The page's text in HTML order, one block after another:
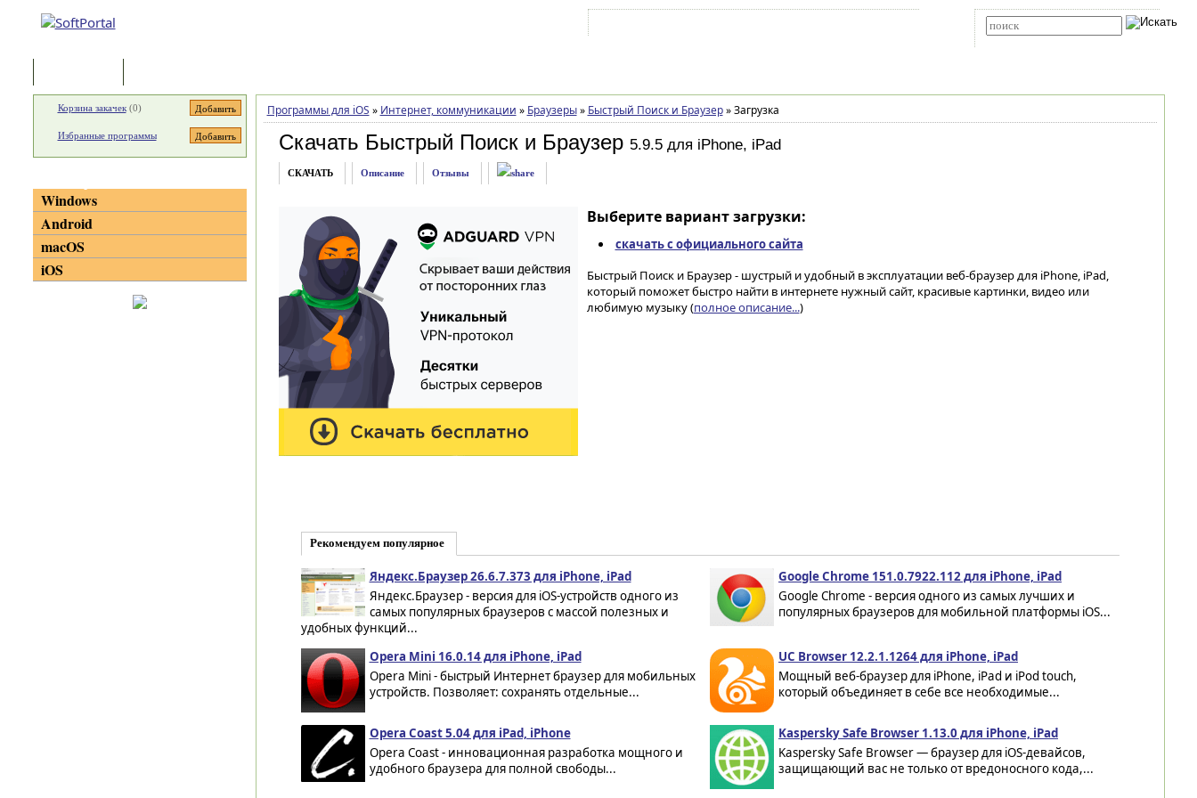
Программы для iOS » Интернет, коммуникации » Браузеры » Быстрый Поиск и Браузер »Загрузка
Скачать Быстрый Поиск и Браузер 5.9.5 для iPhone, iPad
СКАЧАТЬ Описание Отзывы
Выберите вариант загрузки:
скачать с официального сайта
Быстрый Поиск и Браузер - шустрый и удобный в эксплуатации веб-браузер для iPhone, iPad,
который поможет быстро найти в интернете нужный сайт, красивые картинки, видео или
любимую музыку (полное описание...)
Рекомендуем популярное
Яндекс.Браузер 26.6.7.373 для iPhone, iPad
Яндекс.Браузер - версия для iOS-устройств одного из
самых популярных браузеров с массой полезных и
удобных функций...
Google Chrome 151.0.7922.112 для iPhone, iPad
Google Chrome - версия одного из самых лучших и
популярных браузеров для мобильной платформы iOS...
Opera Mini 16.0.14 для iPhone, iPad
Opera Mini - быстрый Интернет браузер для мобильных
устройств. Позволяет: сохранять отдельные...
UC Browser 12.2.1.1264 для iPhone, iPad
Мощный веб-браузер для iPhone, iPad и iPod touch,
который объединяет в себе все необходимые...
Opera Coast 5.04 для iPad, iPhone
Opera Coast - инновационная разработка мощного и
удобного браузера для полной свободы...
Kaspersky Safe Browser 1.13.0 для iPhone, iPad
Kaspersky Safe Browser — браузер для iOS-девайсов,
защищающий вас не только от вредоносного кода,...
Корзина закачек(0)
Избранные программы
Windows
Android
macOS
iOS